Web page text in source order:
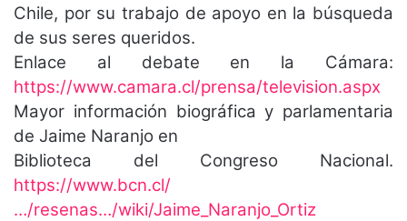
Chile, por su trabajo de apoyo en la búsqueda
de sus seres queridos.
Enlace al debate en la Cámara:
https://www.camara.cl/prensa/television.aspx
Mayor información biográfica y parlamentaria
de Jaime Naranjo en
Biblioteca del Congreso Nacional.
https://www.bcn.cl/
…/resenas…/wiki/Jaime_Naranjo_Ortiz